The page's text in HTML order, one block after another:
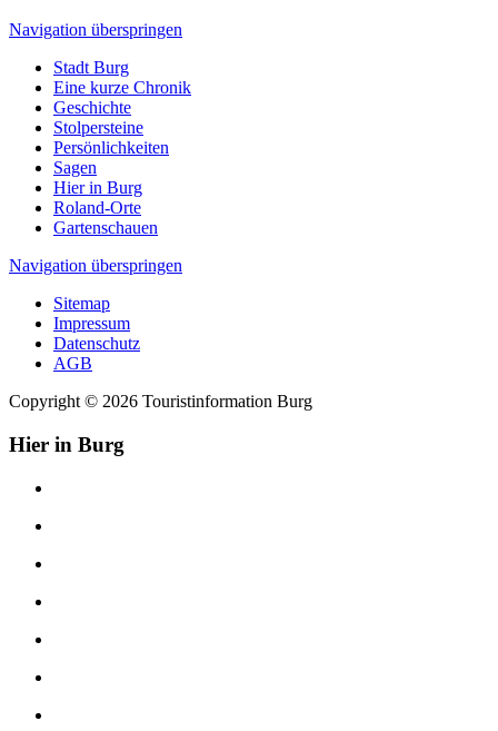
Navigation überspringen
Stadt Burg
Eine kurze Chronik
Geschichte
Stolpersteine
Persönlichkeiten
Sagen
Hier in Burg
Roland-Orte
Gartenschauen
Navigation überspringen
Sitemap
Impressum
Datenschutz
AGB
Copyright © 2026 Touristinformation Burg
Hier in Burg